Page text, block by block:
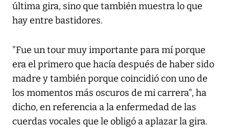
última gira, sino que también muestra lo que
hay entre bastidores.
"Fue un tour muy importante para mí porque
era el primero que hacía después de haber sido
madre y también porque coincidió con uno de
los momentos más oscuros de mi carrera", ha
dicho, en referencia a la enfermedad de las
cuerdas vocales que le obligó a aplazar la gira.